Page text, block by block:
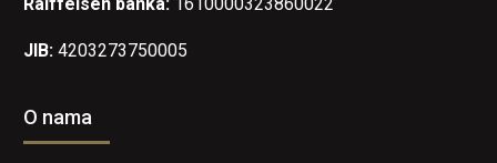
Raiffeisen banka: 1610000323860022
JIB: 4203273750005
O nama